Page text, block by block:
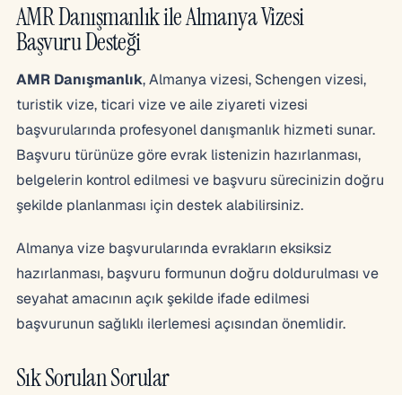
AMR Danışmanlık ile Almanya Vizesi
Başvuru Desteği
AMR Danışmanlık, Almanya vizesi, Schengen vizesi,
turistik vize, ticari vize ve aile ziyareti vizesi
başvurularında profesyonel danışmanlık hizmeti sunar.
Başvuru türünüze göre evrak listenizin hazırlanması,
belgelerin kontrol edilmesi ve başvuru sürecinizin doğru
şekilde planlanması için destek alabilirsiniz.
Almanya vize başvurularında evrakların eksiksiz
hazırlanması, başvuru formunun doğru doldurulması ve
seyahat amacının açık şekilde ifade edilmesi
başvurunun sağlıklı ilerlemesi açısından önemlidir.
Sık Sorulan Sorular